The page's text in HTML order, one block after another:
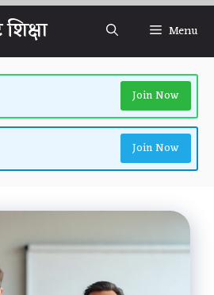
Menu
Join Now
Join Now